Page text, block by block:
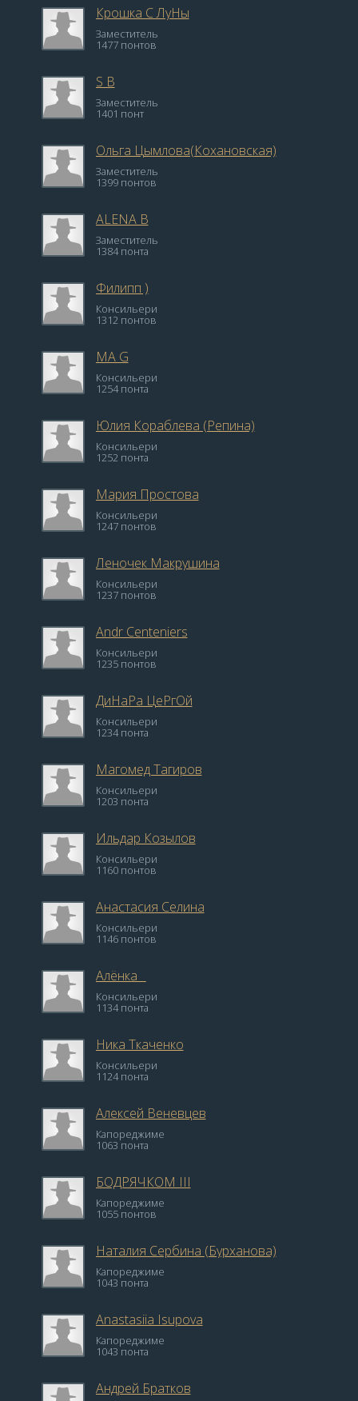
Крошка С ЛуНы
Заместитель
1477 понтов
S B
Заместитель
1401 понт
Ольга Цымлова(Кохановская)
Заместитель
1399 понтов
ALENA B
Заместитель
1384 понта
Филипп )
Консильери
1312 понтов
MA G
Консильери
1254 понта
Юлия Кораблева (Репина)
Консильери
1252 понта
Мария Простова
Консильери
1247 понтов
Леночек Макрушина
Консильери
1237 понтов
Andr Centeniers
Консильери
1235 понтов
ДиНаРа ЦеРгОй
Консильери
1234 понта
Магомед Тагиров
Консильери
1203 понта
Ильдар Козылов
Консильери
1160 понтов
Анастасия Селина
Консильери
1146 понтов
Алёнка _
Консильери
1134 понта
Ника Ткаченко
Консильери
1124 понта
Алексей Веневцев
Капореджиме
1063 понта
БОДРЯЧКОМ III
Капореджиме
1055 понтов
Наталия Сербина (Бурханова)
Капореджиме
1043 понта
Anastasiia Isupova
Капореджиме
1043 понта
Андрей Братков